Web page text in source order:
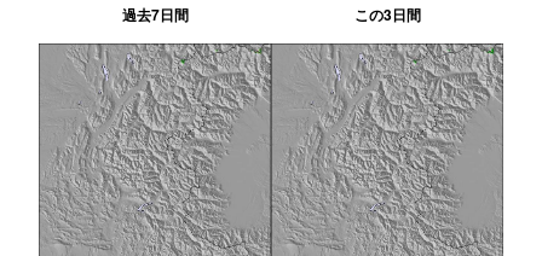
過去7日間 この3日間